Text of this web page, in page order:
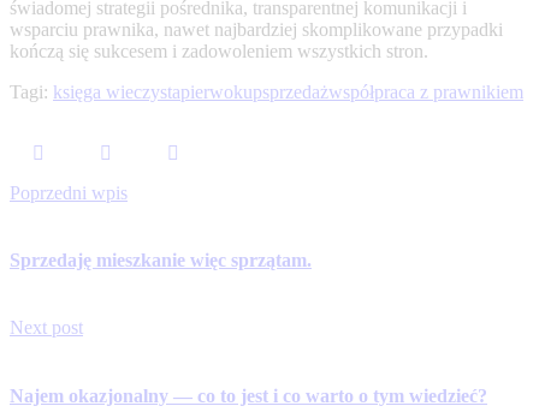
świadomej strategii pośrednika, transparentnej komunikacji i
wsparciu prawnika, nawet najbardziej skomplikowane przypadki
kończą się sukcesem i zadowoleniem wszystkich stron.
Tagi: księga wieczystapierwokupsprzedażwspółpraca z prawnikiem
Poprzedni wpis
Sprzedaję mieszkanie więc sprzątam.
Next post
Najem okazjonalny — co to jest i co warto o tym wiedzieć?